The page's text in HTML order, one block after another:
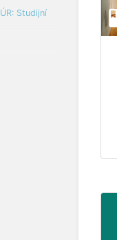
ÚR: Studijní